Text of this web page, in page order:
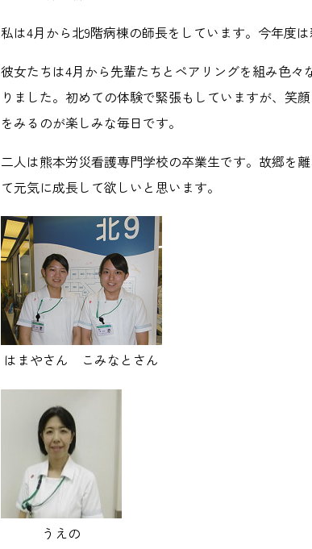
私は4月から北9階病棟の師長をしています。今年度
彼女たちは4月から先輩たちとペアリングを組み色
りました。初めての体験で緊張もしていますが、笑
をみるのが楽しみな毎日です。
二人は熊本労災看護専門学校の卒業生です。故郷を
て元気に成長して欲しいと思います。
はまやさん こみなとさん
うえの